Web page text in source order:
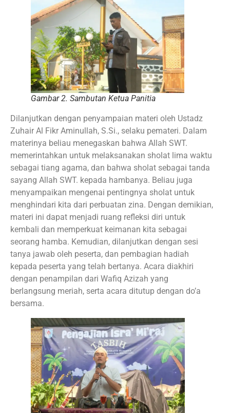
Gambar 2. Sambutan Ketua Panitia
Dilanjutkan dengan penyampaian materi oleh Ustadz
Zuhair Al Fikr Aminullah, S.Si., selaku pemateri. Dalam
materinya beliau menegaskan bahwa Allah SWT.
memerintahkan untuk melaksanakan sholat lima waktu
sebagai tiang agama, dan bahwa sholat sebagai tanda
sayang Allah SWT. kepada hambanya. Beliau juga
menyampaikan mengenai pentingnya sholat untuk
menghindari kita dari perbuatan zina. Dengan demikian,
materi ini dapat menjadi ruang refleksi diri untuk
kembali dan memperkuat keimanan kita sebagai
seorang hamba. Kemudian, dilanjutkan dengan sesi
tanya jawab oleh peserta, dan pembagian hadiah
kepada peserta yang telah bertanya. Acara diakhiri
dengan penampilan dari Wafiq Azizah yang
berlangsung meriah, serta acara ditutup dengan do’a
bersama.